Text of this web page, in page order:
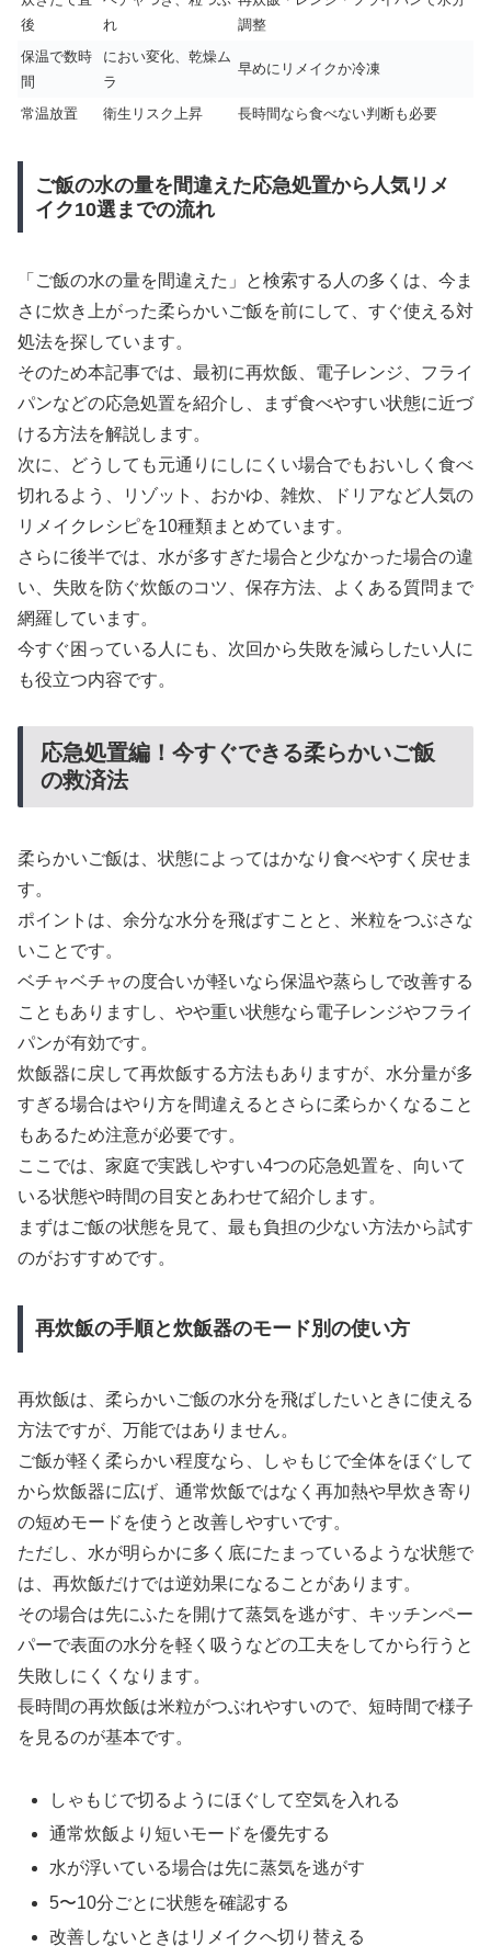
後
れ
調整
保温で数時
間
におい変化、乾燥ム
ラ
早めにリメイクか冷凍
常温放置 衛生リスク上昇 長時間なら食べない判断も必要
ご飯の水の量を間違えた応急処置から人気リメ
イク10選までの流れ
「ご飯の水の量を間違えた」と検索する人の多くは、今ま
さに炊き上がった柔らかいご飯を前にして、すぐ使える対
処法を探しています。
そのため本記事では、最初に再炊飯、電子レンジ、フライ
パンなどの応急処置を紹介し、まず食べやすい状態に近づ
ける方法を解説します。
次に、どうしても元通りにしにくい場合でもおいしく食べ
切れるよう、リゾット、おかゆ、雑炊、ドリアなど人気の
リメイクレシピを10種類まとめています。
さらに後半では、水が多すぎた場合と少なかった場合の違
い、失敗を防ぐ炊飯のコツ、保存方法、よくある質問まで
網羅しています。
今すぐ困っている人にも、次回から失敗を減らしたい人に
も役立つ内容です。
応急処置編！今すぐできる柔らかいご飯
の救済法
柔らかいご飯は、状態によってはかなり食べやすく戻せま
す。
ポイントは、余分な水分を飛ばすことと、米粒をつぶさな
いことです。
ベチャベチャの度合いが軽いなら保温や蒸らしで改善する
こともありますし、やや重い状態なら電子レンジやフライ
パンが有効です。
炊飯器に戻して再炊飯する方法もありますが、水分量が多
すぎる場合はやり方を間違えるとさらに柔らかくなること
もあるため注意が必要です。
ここでは、家庭で実践しやすい4つの応急処置を、向いて
いる状態や時間の目安とあわせて紹介します。
まずはご飯の状態を見て、最も負担の少ない方法から試す
のがおすすめです。
再炊飯の手順と炊飯器のモード別の使い方
再炊飯は、柔らかいご飯の水分を飛ばしたいときに使える
方法ですが、万能ではありません。
ご飯が軽く柔らかい程度なら、しゃもじで全体をほぐして
から炊飯器に広げ、通常炊飯ではなく再加熱や早炊き寄り
の短めモードを使うと改善しやすいです。
ただし、水が明らかに多く底にたまっているような状態で
は、再炊飯だけでは逆効果になることがあります。
その場合は先にふたを開けて蒸気を逃がす、キッチンペー
パーで表面の水分を軽く吸うなどの工夫をしてから行うと
失敗しにくくなります。
長時間の再炊飯は米粒がつぶれやすいので、短時間で様子
を見るのが基本です。
しゃもじで切るようにほぐして空気を入れる
通常炊飯より短いモードを優先する
水が浮いている場合は先に蒸気を逃がす
5〜10分ごとに状態を確認する
改善しないときはリメイクへ切り替える